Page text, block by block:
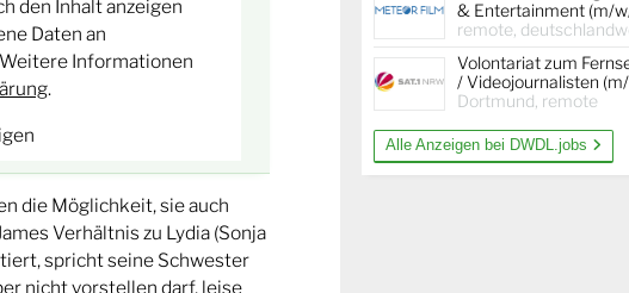
den Inhalt anzeigen
Daten an
Informationen
.
die Möglichkeit, sie auch
Verhältnis zu Lydia (Sonja
spricht seine Schwester
nicht vorstellen darf, leise
& Entertainment (m/
remote,
Volontariat zum
/ Videojournalisten
Dortmund, remote
Alle Anzeigen bei DWDL.jobs